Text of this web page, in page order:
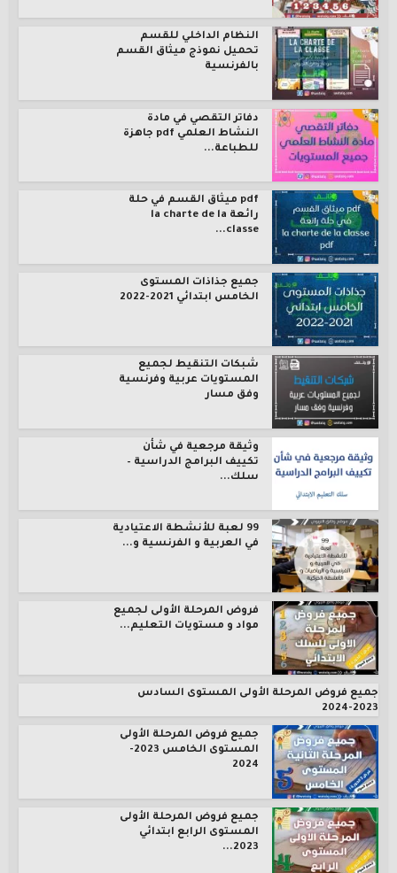
النظام الداخلي للقسم
تحميل نموذج ميثاق القسم
بالفرنسية
دفاتر التقصي في مادة
النشاط العلمي pdf جاهزة
للطباعة...
pdf ميثاق القسم في حلة
رائعة la charte de la
classe...
جميع جذاذات المستوى
الخامس ابتدائي 2021-2022
شبكات التنقيط لجميع
المستويات عربية وفرنسية
وفق مسار
وثيقة مرجعية في شأن
تكييف البرامج الدراسية –
سلك...
99 لعبة للأنشطة الاعتيادية
في العربية و الفرنسية و...
فروض المرحلة الأولى لجميع
مواد و مستويات التعليم...
جميع فروض المرحلة الأولى المستوى السادس
2023-2024
جميع فروض المرحلة الأولى
المستوى الخامس 2023-
2024
جميع فروض المرحلة الأولى
المستوى الرابع ابتدائي
2023...